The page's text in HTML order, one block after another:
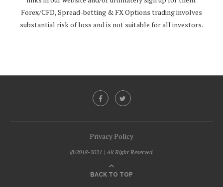
Forex/CFD, Spread-betting & FX Options trading involves
substantial risk of loss and is not suitable for all investors.
Privacy Policy
@2018-2021 | All Right Reserved.
BACK TO TOP